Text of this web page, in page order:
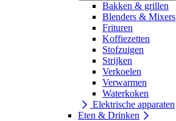
Bakken & grillen
Blenders & Mixers
Frituren
Koffiezetten
Stofzuigen
Strijken
Verkoelen
Verwarmen
Waterkoken
Elektrische apparaten
Eten & Drinken